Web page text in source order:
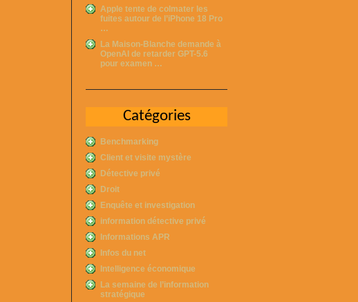
Apple tente de colmater les
fuites autour de l’iPhone 18 Pro
…
La Maison-Blanche demande à
OpenAI de retarder GPT-5.6
pour examen …
Catégories
Benchmarking
Client et visite mystère
Détective privé
Droit
Enquête et investigation
information détective privé
Informations APR
Infos du net
Intelligence économique
La semaine de l’information
stratégique